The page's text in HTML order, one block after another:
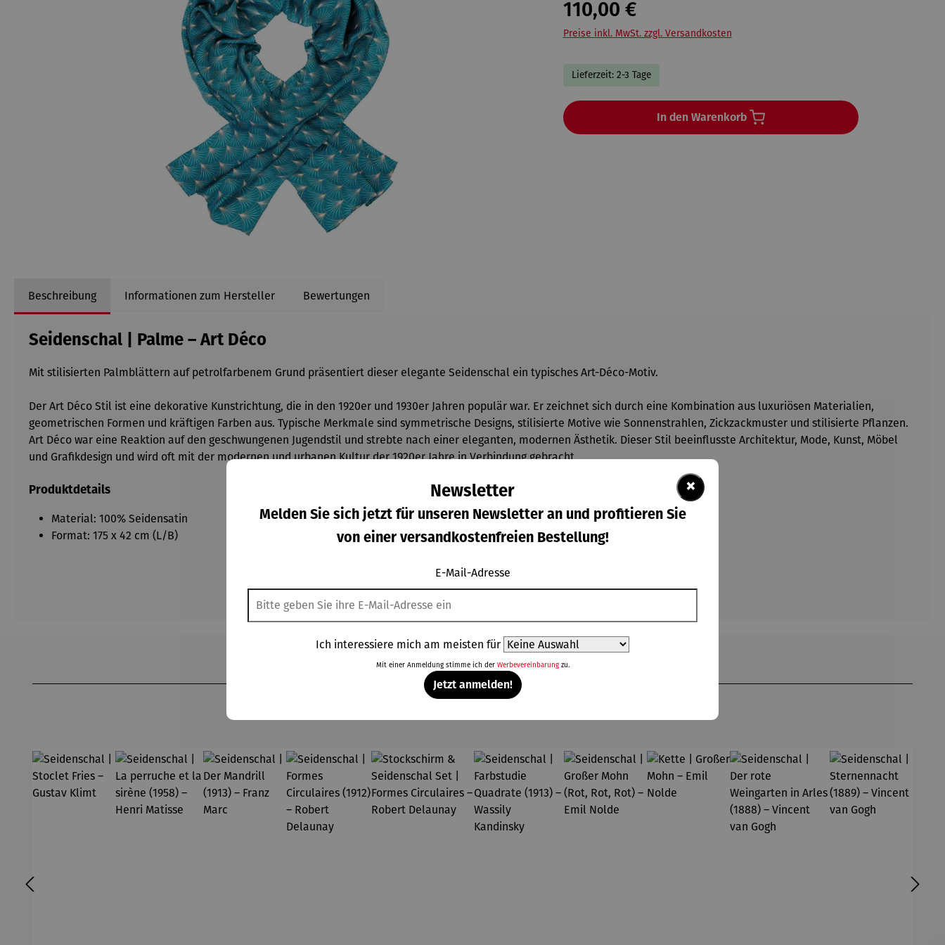
110,00 €
Preise inkl. MwSt. zzgl. Versandkosten
Lieferzeit: 2-3 Tage
In den Warenkorb
Beschreibung Informationen zum Hersteller Bewertungen
Seidenschal | Palme – Art Déco
Mit stilisierten Palmblättern auf petrolfarbenem Grund präsentiert dieser elegante Seidenschal ein typisches Art-Déco-Motiv.
Der Art Déco Stil ist eine dekorative Kunstrichtung, die in den 1920er und 1930er Jahren populär war. Er zeichnet sich durch eine Kombination aus luxuriösen Materialien,
geometrischen Formen und kräftigen Farben aus. Typische Merkmale sind symmetrische Designs, stilisierte Motive wie Sonnenstrahlen, Zickzackmuster und stilisierte Pflanzen.
Art Déco war eine Reaktion auf den geschwungenen Jugendstil und strebte nach einer eleganten, modernen Ästhetik. Dieser Stil beeinflusste Architektur, Mode, Kunst, Möbel
und Grafikdesign und wird oft mit der modernen und urbanen Kultur der 1920er Jahre in Verbindung gebracht.
Produktdetails
Material: 100% Seidensatin
Format: 175 x 42 cm (L/B)
×
Newsletter
Melden Sie sich jetzt für unseren Newsletter an und profitieren Sie
von einer versandkostenfreien Bestellung!
E-Mail-Adresse
Ich interessiere mich am meisten für
Mit einer Anmeldung stimme ich der Werbevereinbarungzu.
Jetzt anmelden!